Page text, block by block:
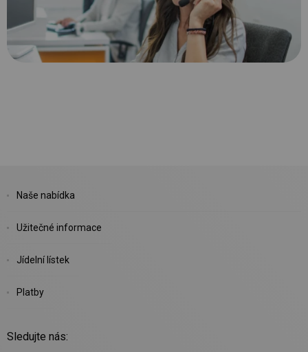
Naše nabídka
Užitečné informace
Jídelní lístek
Platby
Sledujte nás: